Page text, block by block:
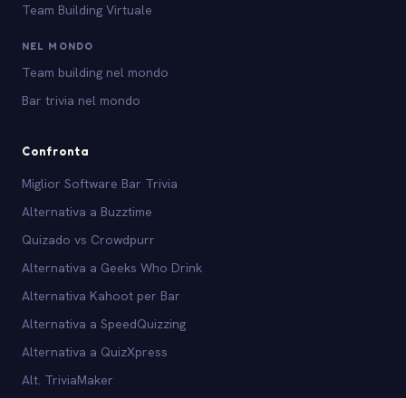
Team Building Virtuale
NEL MONDO
Team building nel mondo
Bar trivia nel mondo
Confronta
Miglior Software Bar Trivia
Alternativa a Buzztime
Quizado vs Crowdpurr
Alternativa a Geeks Who Drink
Alternativa Kahoot per Bar
Alternativa a SpeedQuizzing
Alternativa a QuizXpress
Alt. TriviaMaker